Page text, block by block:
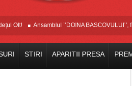
Ansamblul ’’DOINA BASCOVULUI’’,
STIRI APARITII PRESA